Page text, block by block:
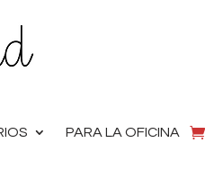
PARA LA OFICINA